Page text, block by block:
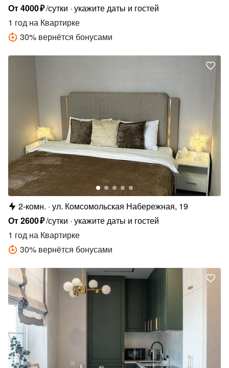
От4000₽/сутки укажите даты и гостей
1 год на Квартирке
30% вернётся бонусами
2-комн. ул. Комсомольская Набережная, 19
От2600₽/сутки укажите даты и гостей
1 год на Квартирке
30% вернётся бонусами